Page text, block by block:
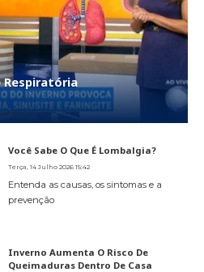
Respiratória
Você Sabe O Que É Lombalgia?
Terça, 14 Julho 2026 15:42
Entenda as causas, os sintomas e a
prevenção
Inverno Aumenta O Risco De
Queimaduras Dentro De Casa